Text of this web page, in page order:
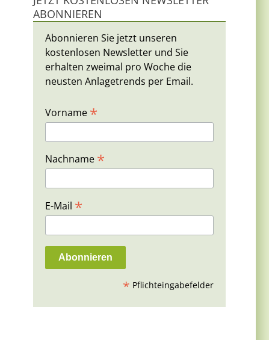
ABONNIEREN
Abonnieren Sie jetzt unseren
kostenlosen Newsletter und Sie
erhalten zweimal pro Woche die
neusten Anlagetrends per Email.
Vorname *
Nachname *
E-Mail *
* Pflichteingabefelder